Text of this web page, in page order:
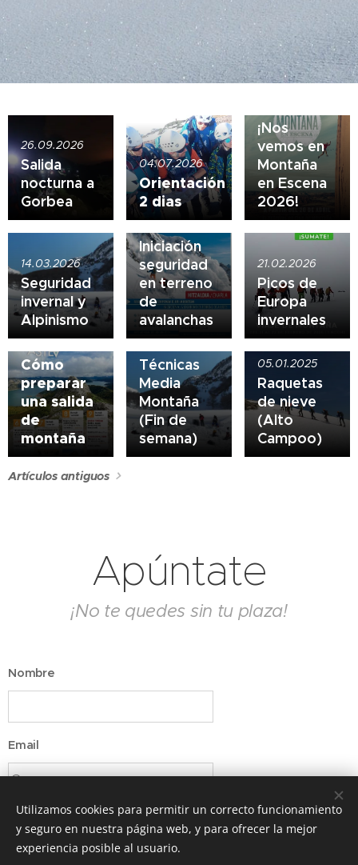
26.09.2026
Salida
nocturna a
Gorbea
04.07.2026
Orientación
2 dias
¡Nos
vemos en
Montaña
en Escena
2026!
14.03.2026
Seguridad
invernal y
Alpinismo
Iniciación
seguridad
en terreno
de
avalanchas
21.02.2026
Picos de
Europa
invernales
Cómo
preparar
una salida
de
montaña
Técnicas
Media
Montaña
(Fin de
semana)
05.01.2025
Raquetas
de nieve
(Alto
Campoo)
Artículos antiguos
Apúntate
¡No te quedes sin tu plaza!
Nombre
Email
Número de teléfono
Utilizamos cookies para permitir un correcto funcionamiento
y seguro en nuestra página web, y para ofrecer la mejor
experiencia posible al usuario.